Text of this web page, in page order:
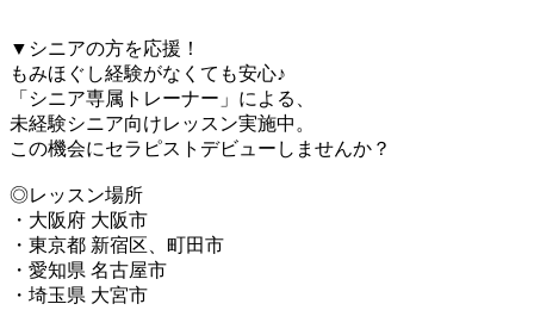
▼シニアの方を応援！
もみほぐし経験がなくても安心♪
「シニア専属トレーナー」による、
未経験シニア向けレッスン実施中。
この機会にセラピストデビューしませんか？
◎レッスン場所
・大阪府 大阪市
・東京都 新宿区、町田市
・愛知県 名古屋市
・埼玉県 大宮市